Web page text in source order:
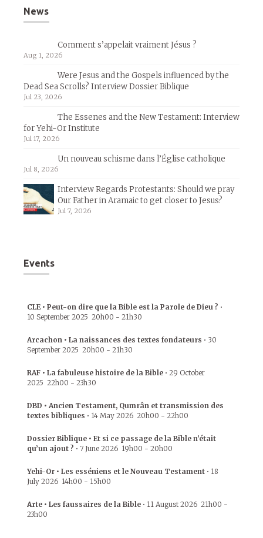
News
Comment s’appelait vraiment Jésus ?
Aug 1, 2026
Were Jesus and the Gospels influenced by the
Dead Sea Scrolls? Interview Dossier Biblique
Jul 23, 2026
The Essenes and the New Testament: Interview
for Yehi-Or Institute
Jul 17, 2026
Un nouveau schisme dans l’Église catholique
Jul 8, 2026
Interview Regards Protestants: Should we pray
Our Father in Aramaic to get closer to Jesus?
Jul 7, 2026
Events
CLE • Peut-on dire que la Bible est la Parole de Dieu ? •
10 September 2025 20h00 - 21h30
Arcachon • La naissances des textes fondateurs • 30
September 2025 20h00 - 21h30
RAF • La fabuleuse histoire de la Bible • 29 October
2025 22h00 - 23h30
DBD • Ancien Testament, Qumrân et transmission des
textes bibliques • 14 May 2026 20h00 - 22h00
Dossier Biblique • Et si ce passage de la Bible n’était
qu’un ajout ? • 7 June 2026 19h00 - 20h00
Yehi-Or • Les esséniens et le Nouveau Testament • 18
July 2026 14h00 - 15h00
Arte • Les faussaires de la Bible • 11 August 2026 21h00 -
23h00